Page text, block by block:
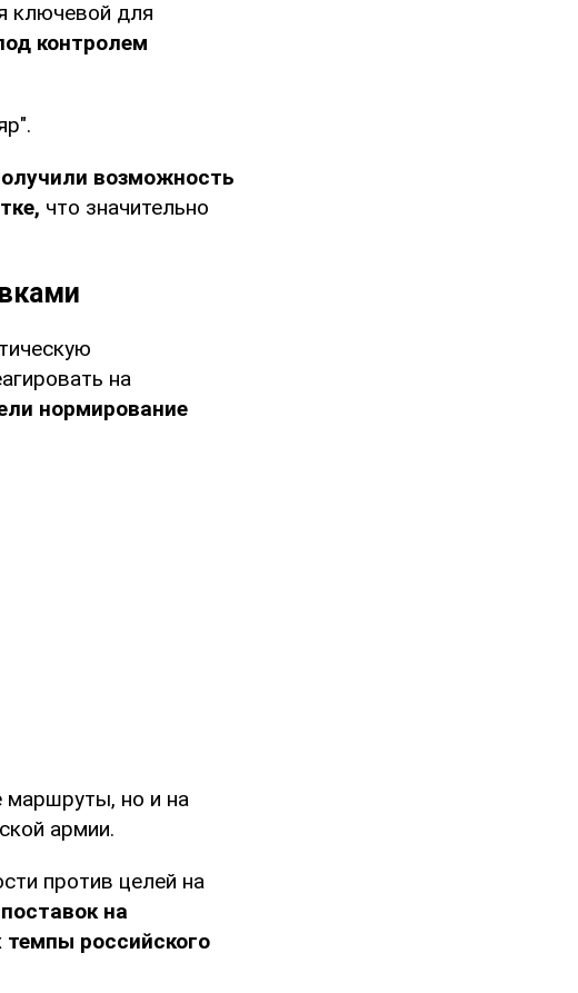
ключевой для
контролем
возможность
что значительно
на
нормирование
маршруты, но и на
армии.
против целей на
на
российского